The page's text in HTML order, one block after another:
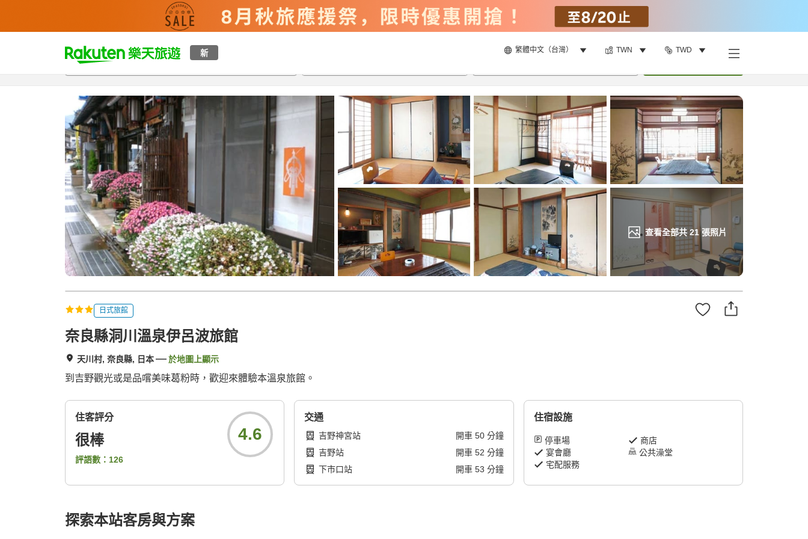
新 繁體中文（台灣） TWN TWD
t
p
e
_
s
e
a
r
c
h
查看全部共21張照片
總覽客房與方案評語設施
日式旅館
奈良縣洞川溫泉伊呂波旅館
天川村, 奈良縣, 日本 於地圖上顯示
到吉野觀光或是品嚐美味葛粉時，歡迎來體驗本溫泉旅館。
住客評分
很棒
評語數： 126
4.6
交通
吉野神宮站 開車 50分鐘
吉野站
開車 52 分鐘
下市口站
開車 53 分鐘
住宿設施
停車場
商店
宴會廳
公共澡堂
宅配服務
探索本站客房與方案